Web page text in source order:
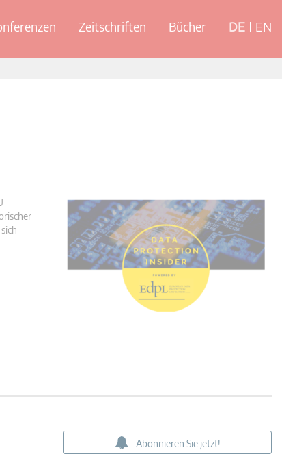
Zeitschriften Bücher DE EN
Abonnieren Sie jetzt!